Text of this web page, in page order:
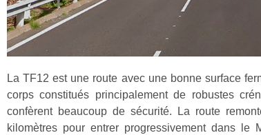
La TF12 est une route avec une bonne surface
corps constitués principalement de robustes
confèrent beaucoup de sécurité. La route
kilomètres pour entrer progressivement dans